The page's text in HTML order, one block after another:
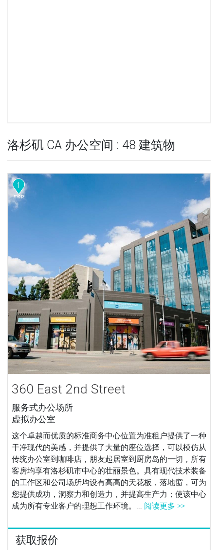
洛杉矶 CA 办公空间 : 48 建筑物
1
360 East 2nd Street
服务式办公场所
虚拟办公室
这个卓越而优质的标准商务中心位置为准租户提供了一种
干净现代的美感，并提供了大量的座位选择，可以模仿从
传统办公室到咖啡店，朋友起居室到厨房岛的一切，所有
客房均享有洛杉矶市中心的壮丽景色。具有现代技术装备
的工作区和公司场所均设有高高的天花板，落地窗，可为
您提供成功，洞察力和创造力，并提高生产力；使该中心
成为所有专业客户的理想工作环境。... 阅读更多 >>
获取报价